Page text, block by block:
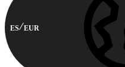
ES EUR